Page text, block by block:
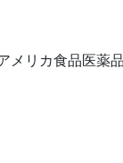
リカ食品医薬